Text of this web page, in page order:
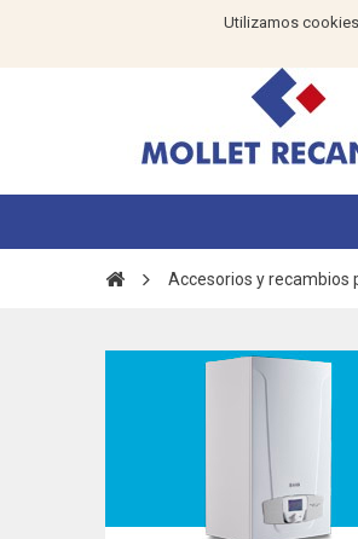
Utilizamos
Accesorios y recambios